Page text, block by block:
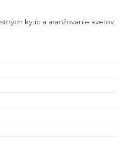
kytíc a aranžovanie kvetov.